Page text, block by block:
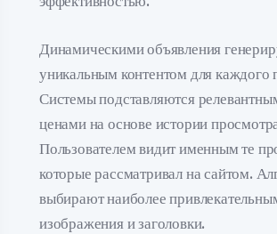
Динамическими объявления
уникальным контентом для каждого
Системы подставляются
ценами на основе истории
Пользователем видит именным те
которые рассматривал на сайтом.
выбирают наиболее
изображения и заголовки.